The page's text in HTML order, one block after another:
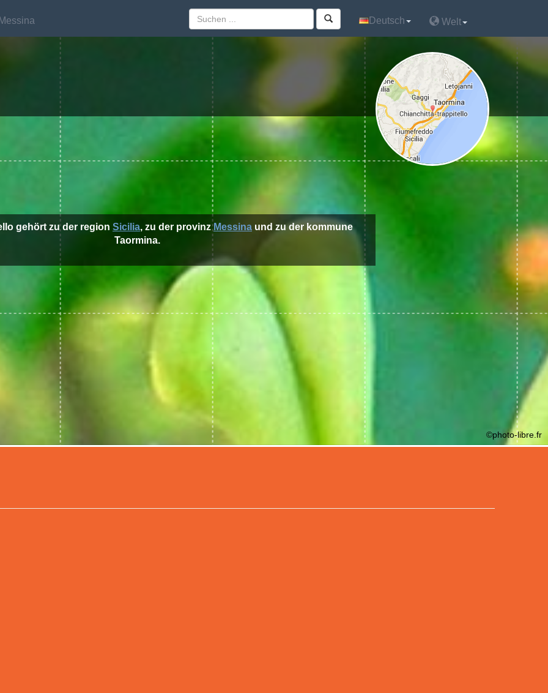
Messina Deutsch Welt
gehört zu der region Sicilia, zu der provinzMessina und zu der kommune
Taormina.
©photo-libre.fr
Messina Deutsch Welt